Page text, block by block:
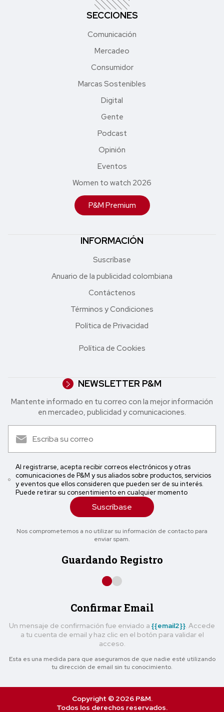
SECCIONES
Comunicación
Mercadeo
Consumidor
Marcas Sostenibles
Digital
Gente
Podcast
Opinión
Eventos
Women to watch 2026
P&M Premium
INFORMACIÓN
Suscríbase
Anuario de la publicidad colombiana
Contáctenos
Términos y Condiciones
Política de Privacidad
Política de Cookies
NEWSLETTER P&M
Mantente informado en tu correo con la mejor in formación
en mercadeo, publicidad y comunicaciones.
Al registrarse, acepta recibir correos electrónicos y otras
comunicaciones de P&M y sus aliados sobre productos, servicios
y eventos que ellos consideren que pueden ser de su interés.
Puede retirar su consentimiento en cualquier momento
Suscríbase
Nos comprometemos a no utilizar su información de contacto para
enviar spam.
Guardando Registro
Confirmar Email
Un mensaje de confirmación fue enviado a {{email2}}. Accede
a tu cuenta de email y haz clic en el botón para validar el
acceso.
Esta es una medida para que asegurarnos de que nadie esté utilizando
tu dirección de email sin tu conocimiento.
Copyright © 2026 P&M.
Todos los derechos reservados.